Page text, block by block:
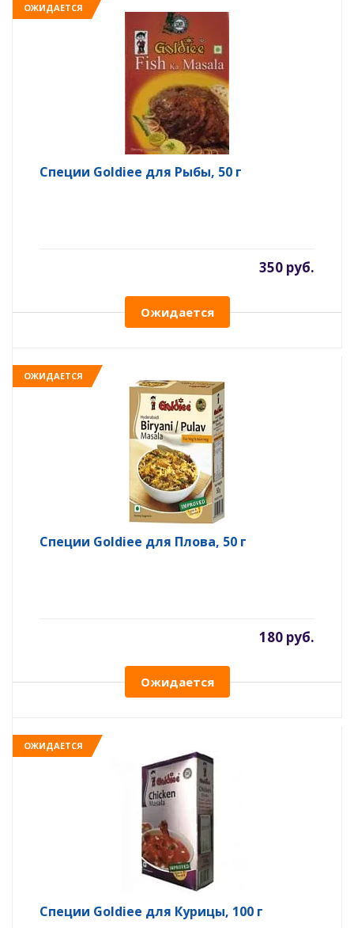
ОЖИДАЕТСЯ
Специи Goldiee для Рыбы, 50 г
350 руб.
Ожидается
ОЖИДАЕТСЯ
Специи Goldiee для Плова, 50 г
180 руб.
Ожидается
ОЖИДАЕТСЯ
Специи Goldiee для Курицы, 100 г